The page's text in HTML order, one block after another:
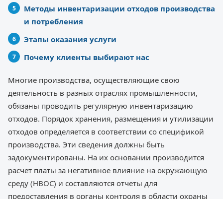
Методы инвентаризации отходов производства
и потребления
Этапы оказания услуги
Почему клиенты выбирают нас
Многие производства, осуществляющие свою
деятельность в разных отраслях промышленности,
обязаны проводить регулярную инвентаризацию
отходов. Порядок хранения, размещения и утилизации
отходов определяется в соответствии со спецификой
производства. Эти сведения должны быть
задокументированы. На их основании производится
расчет платы за негативное влияние на окружающую
среду (НВОС) и составляются отчеты для
предоставления в органы контроля в области охраны